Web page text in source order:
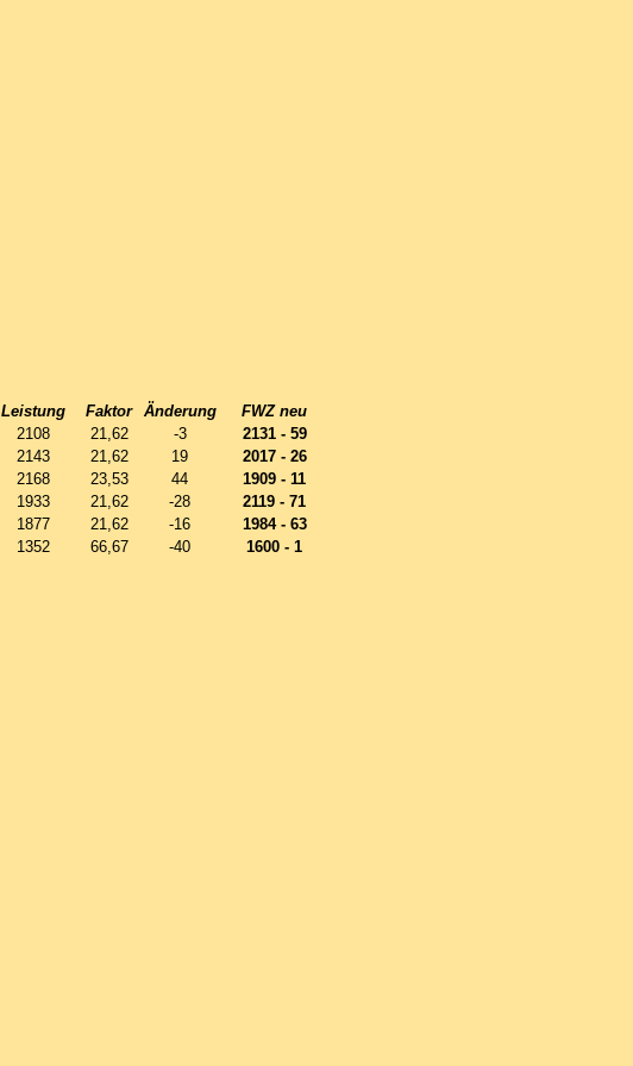
Leistung Faktor Änderung
FWZ neu
2108 21,62 -3
2131 - 59
2143 21,62 19
2017 - 26
2168 23,53 44
1909 - 11
1933 21,62 -28
2119 - 71
1877 21,62 -16
1984 - 63
1352 66,67 -40
1600 - 1